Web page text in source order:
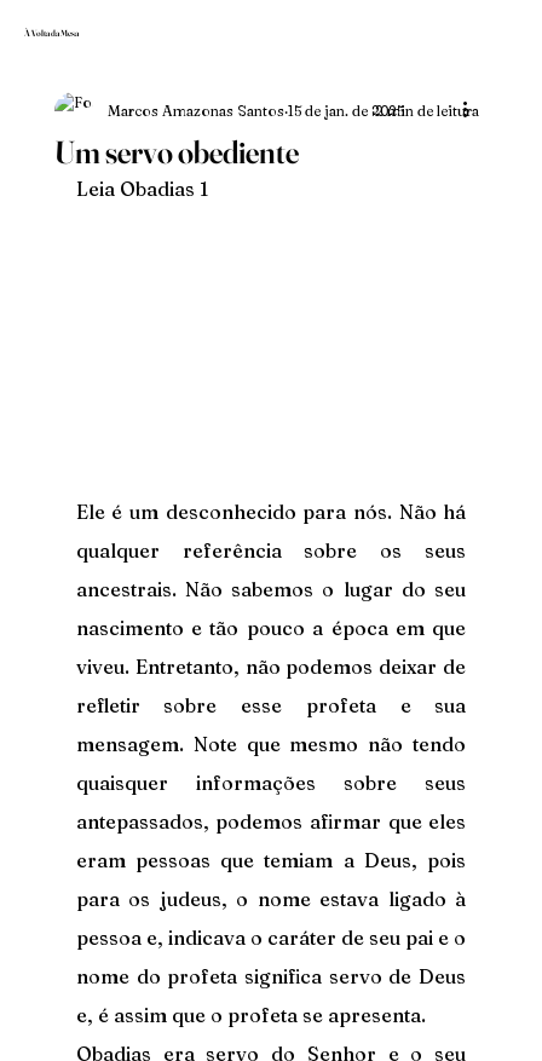
À Volta da Mesa
Um servo obediente
Marcos Amazonas Santos 15 de jan. de 20252 min de leitura
Leia Obadias 1
Ele é um desconhecido para nós. Não há
qualquer referência sobre os seus
ancestrais. Não sabemos o lugar do seu
nascimento e tão pouco a época em que
viveu. Entretanto, não podemos deixar de
refletir sobre esse profeta e sua
mensagem. Note que mesmo não tendo
quaisquer informações sobre seus
antepassados, podemos afirmar que eles
eram pessoas que temiam a Deus, pois
para os judeus, o nome estava ligado à
pessoa e, indicava o caráter de seu pai e o
nome do profeta significa servo de Deus
e, é assim que o profeta se apresenta.
Obadias era servo do Senhor e o seu